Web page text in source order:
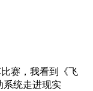
赛，我看到《飞
系统走进现实